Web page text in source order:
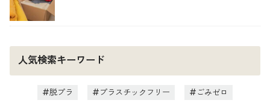
人気検索キーワード
脱プラ プラスチックフリー ごみゼロ